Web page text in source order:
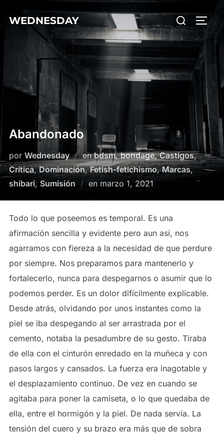
contenido
WEDNESDAY Buscar:
Abandonado
por Wednesday enbdsm,bondage,Castigos,
Crítica,Dominación,Fetish-fetichismo,Marcas,
shibari, Sumisión en Publicado
marzo 1, 2021
Todo lo que poseemos es temporal. Es una
afirmación sencilla y evidente pero aun así, nos
agarramos con fiereza a la necesidad de que perdure
por siempre. Nos preparamos para mantenerlo y
fortalecerlo, nunca para despegarnos o asumir que lo
podemos perder. Es un dolor difícilmente explicable.
Desde atrás, olvidando por unos instantes como la
piel se iba despegando al ser arrastrada por el
cemento, notaba la pesadumbre de su gesto. Tiraba
de ella con el cinturón enredado en la muñeca y con
pasos largos y cansados. La fuerza era inagotable y
el desplazamiento continuo. De vez en cuando se
agitaba para poner la camiseta, o lo que quedaba de
ella, entre el hormigón y la piel. De nada servía. La
tensión del cuero y su brazo era más que de sobra